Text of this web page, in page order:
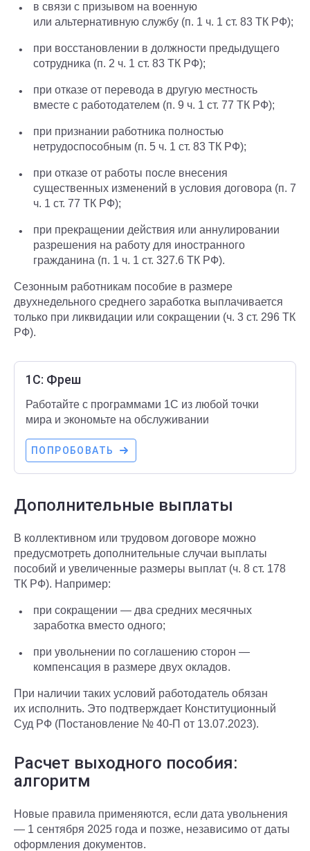
в связи с призывом на военную
или альтернативную службу (п. 1 ч. 1 ст. 83 ТК РФ);
при восстановлении в должности предыдущего
сотрудника (п. 2 ч. 1 ст. 83 ТК РФ);
при отказе от перевода в другую местность
вместе с работодателем (п. 9 ч. 1 ст. 77 ТК РФ);
при признании работника полностью
нетрудоспособным (п. 5 ч. 1 ст. 83 ТК РФ);
при отказе от работы после внесения
существенных изменений в условия договора (п. 7
ч. 1 ст. 77 ТК РФ);
при прекращении действия или аннулировании
разрешения на работу для иностранного
гражданина (п. 1 ч. 1 ст. 327.6 ТК РФ).
Сезонным работникам пособие в размере
двухнедельного среднего заработка выплачивается
только при ликвидации или сокращении (ч. 3 ст. 296 ТК
РФ).
1С: Фреш
Работайте с программами 1С из любой точки
мира и экономьте на обслуживании
ПОПРОБОВАТЬ
Дополнительные выплаты
В коллективном или трудовом договоре можно
предусмотреть дополнительные случаи выплаты
пособий и увеличенные размеры выплат (ч. 8 ст. 178
ТК РФ). Например:
при сокращении — два средних месячных
заработка вместо одного;
при увольнении по соглашению сторон —
компенсация в размере двух окладов.
При наличии таких условий работодатель обязан
их исполнить. Это подтверждает Конституционный
Суд РФ (Постановление № 40-П от 13.07.2023).
Расчет выходного пособия:
алгоритм
Новые правила применяются, если дата увольнения
— 1 сентября 2025 года и позже, независимо от даты
оформления документов.